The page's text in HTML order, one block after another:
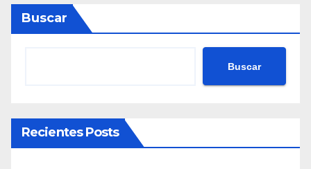
Buscar
Buscar
Recientes Posts